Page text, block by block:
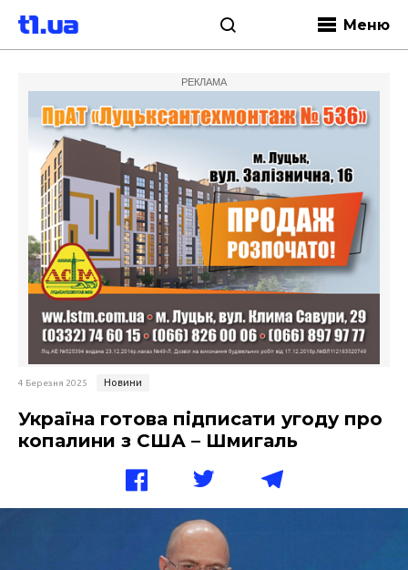
Меню
РЕКЛАМА
4 Березня 2025 Новини
Україна готова підписати угоду про
копалини з США – Шмигаль